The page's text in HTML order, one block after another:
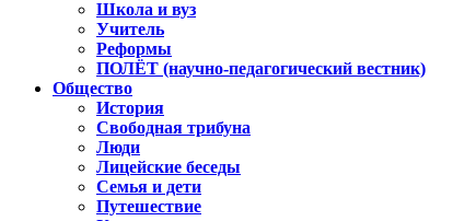
Школа и вуз
Учитель
Реформы
ПОЛЁТ (научно-педагогический вестник)
Общество
История
Свободная трибуна
Люди
Лицейские беседы
Семья и дети
Путешествие